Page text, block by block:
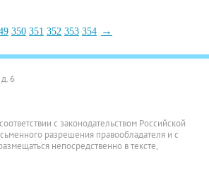
350 351 352 353 354 →
6
с законодательством Российской
разрешения правообладателя и с
непосредственно в тексте,